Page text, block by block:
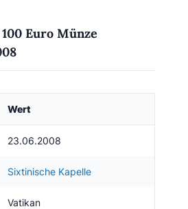
Euro Münze
Wert
23.06.2008
Sixtinische Kapelle
Vatikan